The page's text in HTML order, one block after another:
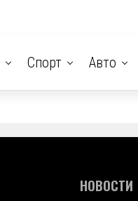
Спорт Авто
НОВОСТИ